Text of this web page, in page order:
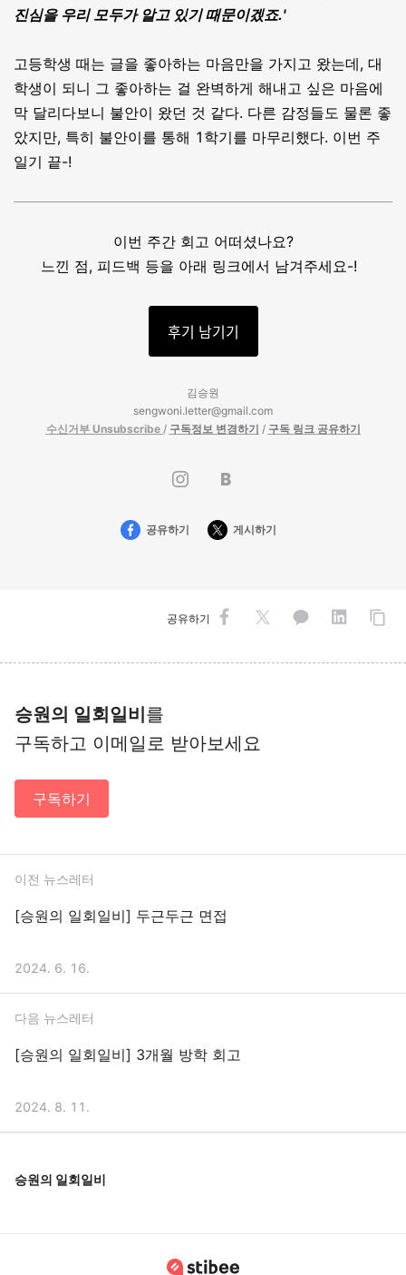
진심을 우리 모두가 알고 있기 때문이겠죠.'
고등학생 때는 글을 좋아하는 마음만을 가지고 왔는데, 대
학생이 되니 그 좋아하는 걸 완벽하게 해내고 싶은 마음에
막 달리다보니 불안이 왔던 것 같다. 다른 감정들도 물론 좋
았지만, 특히 불안이를 통해 1학기를 마무리했다. 이번 주
일기 끝-!
이번 주간 회고 어떠셨나요?
느낀 점, 피드백 등을 아래 링크에서 남겨주세요-!
후기 남기기
김승원
sengwoni.letter@gmail.com
수신거부 Unsubscribe / 구독정보 변경하기 / 구독 링크 공유하기
공유하기 게시하기
공유하기
승원의 일회일비를
구독하고 이메일로 받아보세요
구독하기
이전 뉴스레터
[승원의 일회일비] 두근두근 면접
2024. 6. 16.
다음 뉴스레터
[승원의 일회일비] 3개월 방학 회고
2024. 8. 11.
승원의 일회일비